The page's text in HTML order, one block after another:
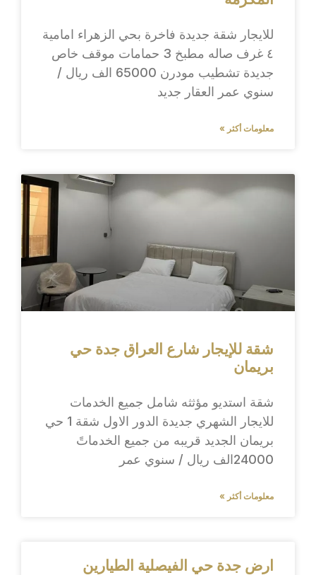
للايجار شقة جديدة فاخرة بحي الزهراء امامية
٤ غرف صاله مطبخ 3 حمامات موقف خاص
جديدة تشطيب مودرن 65000 الف ريال /
سنوي عمر العقار جديد
معلومات أكثر »
شقة للإيجار شارع العراق جدة حي
بريمان
شقة استديو مؤثثه شامل جميع الخدمات
للايجار الشهري جديدة الدور الاول شقة 1 حي
بريمان الجديد قريبه من جميع الخدماتً
24000الف ريال / سنوي عمر
معلومات أكثر »
ارض جدة حي الفيصلية الطيارين